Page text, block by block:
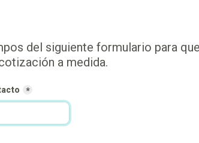
del siguiente formulario para
a medida.
*